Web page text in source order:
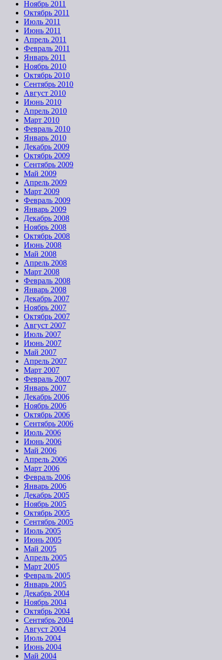
Ноябрь 2011
Октябрь 2011
Июль 2011
Июнь 2011
Апрель 2011
Февраль 2011
Январь 2011
Ноябрь 2010
Октябрь 2010
Сентябрь 2010
Август 2010
Июнь 2010
Апрель 2010
Март 2010
Февраль 2010
Январь 2010
Декабрь 2009
Октябрь 2009
Сентябрь 2009
Май 2009
Апрель 2009
Март 2009
Февраль 2009
Январь 2009
Декабрь 2008
Ноябрь 2008
Октябрь 2008
Июнь 2008
Май 2008
Апрель 2008
Март 2008
Февраль 2008
Январь 2008
Декабрь 2007
Ноябрь 2007
Октябрь 2007
Август 2007
Июль 2007
Июнь 2007
Май 2007
Апрель 2007
Март 2007
Февраль 2007
Январь 2007
Декабрь 2006
Ноябрь 2006
Октябрь 2006
Сентябрь 2006
Июль 2006
Июнь 2006
Май 2006
Апрель 2006
Март 2006
Февраль 2006
Январь 2006
Декабрь 2005
Ноябрь 2005
Октябрь 2005
Сентябрь 2005
Июль 2005
Июнь 2005
Май 2005
Апрель 2005
Март 2005
Февраль 2005
Январь 2005
Декабрь 2004
Ноябрь 2004
Октябрь 2004
Сентябрь 2004
Август 2004
Июль 2004
Июнь 2004
Май 2004